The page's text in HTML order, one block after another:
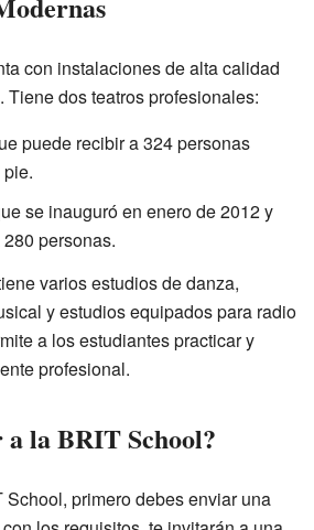
con instalaciones de alta calidad
Tiene dos teatros profesionales:
puede recibir a 324 personas
se inauguró en enero de 2012 y
personas.
varios estudios de danza,
y estudios equipados para radio
a los estudiantes practicar y
profesional.
la BRIT School?
School, primero debes enviar una